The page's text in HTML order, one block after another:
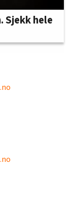
Sjekk hele